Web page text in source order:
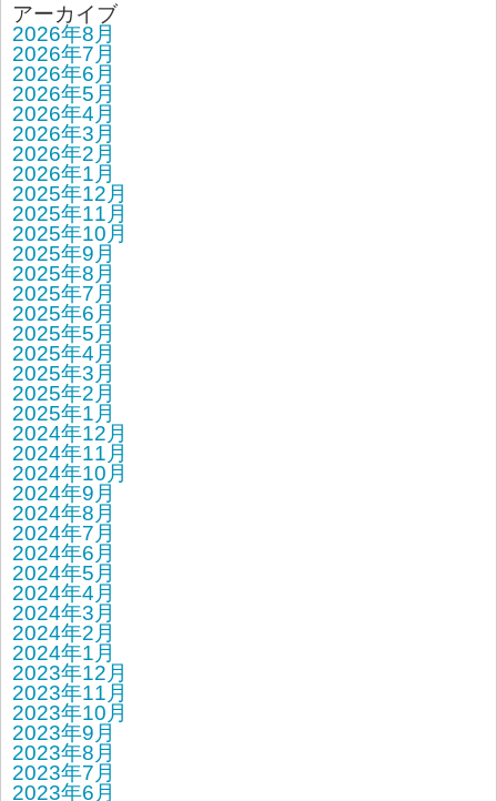
アーカイブ
2026年8月
2026年7月
2026年6月
2026年5月
2026年4月
2026年3月
2026年2月
2026年1月
2025年12月
2025年11月
2025年10月
2025年9月
2025年8月
2025年7月
2025年6月
2025年5月
2025年4月
2025年3月
2025年2月
2025年1月
2024年12月
2024年11月
2024年10月
2024年9月
2024年8月
2024年7月
2024年6月
2024年5月
2024年4月
2024年3月
2024年2月
2024年1月
2023年12月
2023年11月
2023年10月
2023年9月
2023年8月
2023年7月
2023年6月